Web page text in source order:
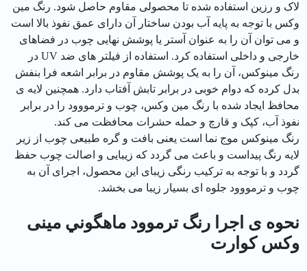
لاک و رزین استفاده شده تا محصولی مقاوم حاصل شود. رنگ مین
وکس با توجه به پایه آب بودن ساختار آن دارای عمق نفوذ بالا است
و می توان آن را به عنوان آستر یا پوشش نهایی چوب در فضاهای
خارجی و داخلی استفاده کرد. استفاده از فیلتر های ضد UV در
رنگ مینوکس، آن را به یک پوشش مقاوم در برابر اشعه فرا بنفش
بدل کرده که دوام خوبی در برابر تابش آفتاب دارد. همچنین لایه ی
محافظ ایجاد شده با رنگ مین وکس، چوب و ترمووود را در برابر
نفوذ آب، کپک و قارچ و حمله حشرات محافظت می کند.
رنگ مینوکس موج نما است یعنی بافت و گره طبیعی چوب از زیر
لایه رنگ پیداست و باعث می گردد که زیبایی و اصالت چوب حفظ
گردد و با توجه به ترکیب رنگی زیبای این محصول، اجرای آن به
چوب و ترمووود جلوه ای بسیار زیبا می بخشد.
نحوه ی اجرا رنگ ترموود ماهگوني مینی
وکس كوارت